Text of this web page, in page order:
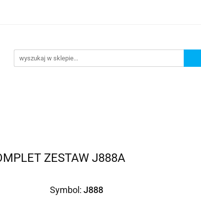
ZESTAW J888A
Symbol: J888